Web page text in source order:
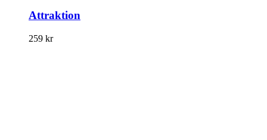
Attraktion
259 kr